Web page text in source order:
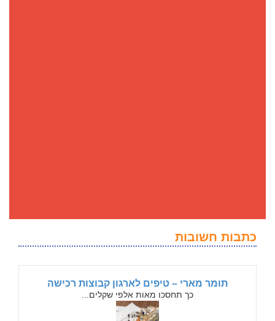
כתבות חשובות
תומר מארי – טיפים לארגון קבוצות רכישה
כך תחסכו מאות אלפי שקלים...